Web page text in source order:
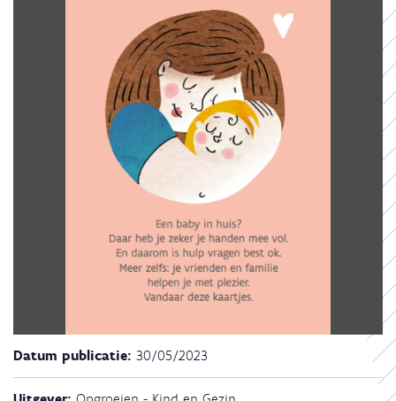
Datum publicatie: 30/05/2023